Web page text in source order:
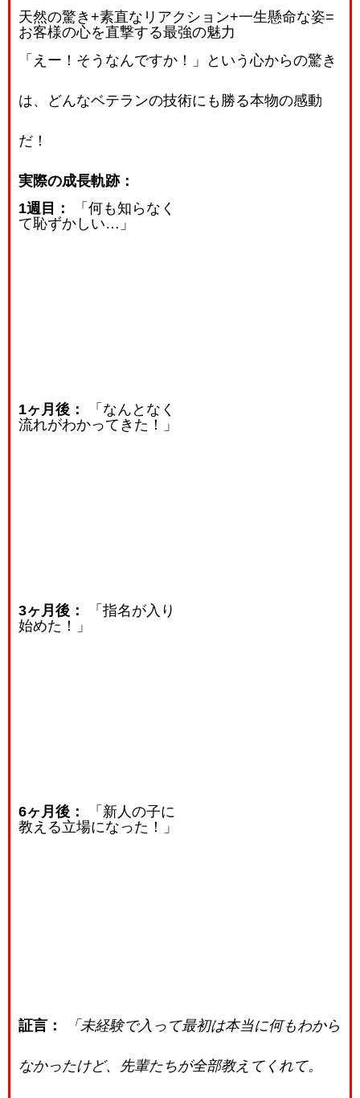
天然の驚き +素直なリアクション+一生懸命な姿=
お客様の心を直撃する最強の魅力
「えー！そうなんですか！」という心からの驚き
は、どんなベテランの技術にも勝る本物の感動
だ！
実際の成長軌跡：
1週目：
「何も知らなく
て恥ずかしい…」
1ヶ月後：
「なんとなく
流れがわかってきた！」
3ヶ月後：
「指名が入り
始めた！」
6ヶ月後：
「新人の子に
教える立場になった！」
証言： 「未経験で入って最初は本当に何もわから
なかったけど、先輩たちが全部教えてくれて。